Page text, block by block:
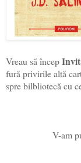
Vreau să încep
fură privirile altă
spre bilbliotecă cu
V-am